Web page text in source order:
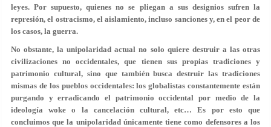
leyes. Por supuesto, quienes no se pliegan a sus designios sufren la
represión, el ostracismo, el aislamiento, incluso sanciones y, en el peor de
los casos, la guerra.
No obstante, la unipolaridad actual no solo quiere destruir a las otras
civilizaciones no occidentales, que tienen sus propias tradiciones y
patrimonio cultural, sino que también busca destruir las tradiciones
mismas de los pueblos occidentales: los globalistas constantemente están
purgando y erradicando el patrimonio occidental por medio de la
ideología woke o la cancelación cultural, etc… Es por esto que
concluimos que la unipolaridad únicamente tiene como defensores a los